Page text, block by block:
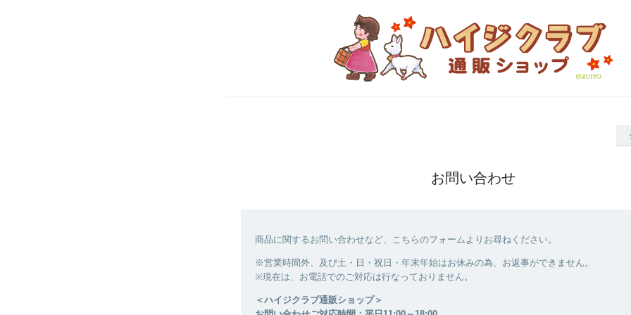
お問い合わせ
商品に関するお問い合わせなど、こちらのフォームよりお尋ねください。
※営業時間外、及び土・日・祝日・年末年始はお休みの為、お返事ができません。
※現在は、お電話でのご対応は行なっておりません。
＜ハイジクラブ通販ショップ＞